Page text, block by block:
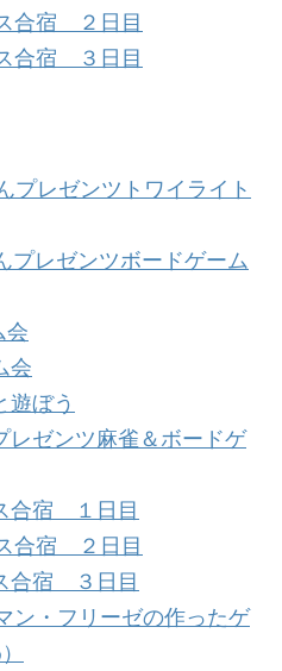
合宿 ２日目
合宿 ３日目
プレゼンツトワイライト
プレゼンツボードゲーム
会
会
遊ぼう
レゼンツ麻雀＆ボードゲ
合宿 １日目
合宿 ２日目
合宿 ３日目
ン・フリーゼの作ったゲ